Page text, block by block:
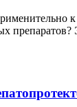
препаратов?